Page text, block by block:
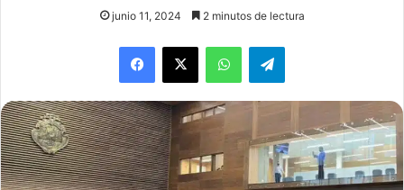
junio 11, 2024 2 minutos de lectura
WhatsAppTelegram